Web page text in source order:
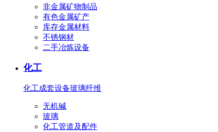
非金属矿物制品
有色金属矿产
库存金属材料
不锈钢材
二手冶炼设备
化工
化工成套设备玻璃纤维
无机碱
玻璃
化工管道及配件